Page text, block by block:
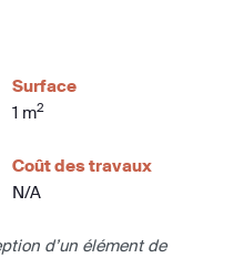
Surface
1 m2
Coût des travaux
N/A
d’un élément de